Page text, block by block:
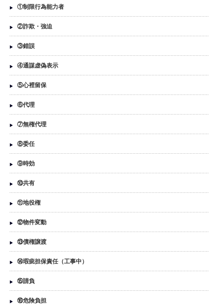
①制限行為能力者
②詐欺・強迫
③錯誤
④通謀虚偽表示
⑤心裡留保
⑥代理
⑦無権代理
⑧委任
⑨時効
⑩共有
⑪地役権
⑫物件変動
⑬債権譲渡
⑭瑕疵担保責任（工事中）
⑮請負
⑯危険負担